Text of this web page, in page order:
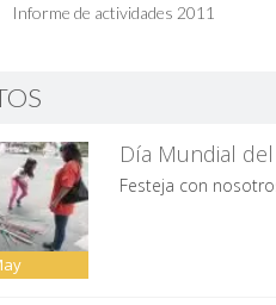
Informe de actividades 2011
Día Mundial
Festeja con